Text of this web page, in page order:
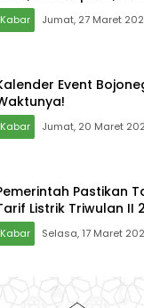
Kabar Jumat, 27 Maret
Event
Kabar Jumat, 20 Maret
Pastikan
Listrik Triwulan II
Kabar Selasa, 17 Maret